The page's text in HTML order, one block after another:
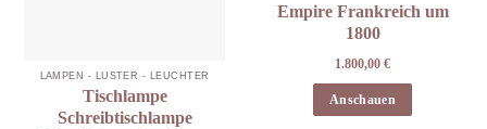
LAMPEN - LÜSTER - LEUCHTER
Tischlampe
Schreibtischlampe
Empire Frankreich um
1800
1.800,00 €
Anschauen